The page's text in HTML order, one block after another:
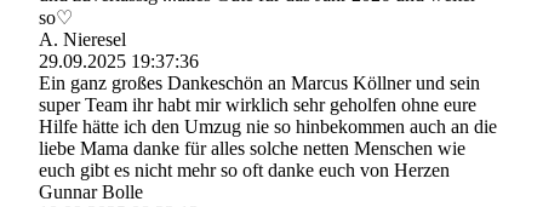
so♡
A. Nieresel
29.09.2025 19:37:36
Ein ganz großes Dankeschön an Marcus Köllner und sein
super Team ihr habt mir wirklich sehr geholfen ohne eure
Hilfe hätte ich den Umzug nie so hinbekommen auch an die
liebe Mama danke für alles solche netten Menschen wie
euch gibt es nicht mehr so oft danke euch von Herzen
Gunnar Bolle